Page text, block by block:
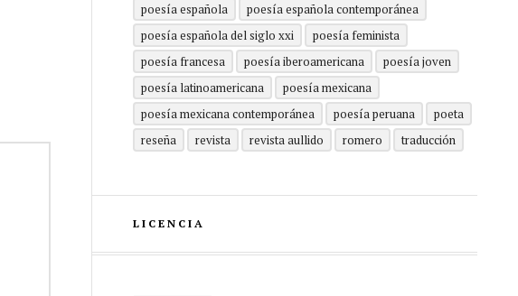
poesía española
poesía española contemporánea
poesía española del siglo xxi
poesía feminista
poesía francesa
poesía iberoamericana
poesía joven
poesía latinoamericana
poesía mexicana
poesía mexicana contemporánea
poesía peruana
poeta
reseña
revista revista aullido romero traducción
LICENCIA